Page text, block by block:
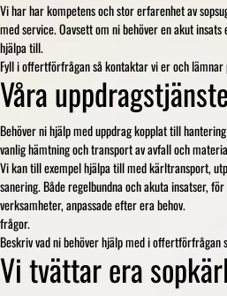
Vi har har kompetens och stor erfarenhet av
med service. Oavsett om ni behöver en akut
hjälpa till.
Fyll i offertförfrågan så kontaktar vi er och
Våra
Behöver ni hjälp med uppdrag kopplat till
vanlig hämtning och transport av avfall och
Vi kan till exempel hjälpa till med kärltransport,
sanering. Både regelbundna och akuta insatser,
verksamheter, anpassade efter era behov.
frågor.
Beskriv vad ni behöver hjälp med i offertförfrågan
Vi tvättar era sopkärl